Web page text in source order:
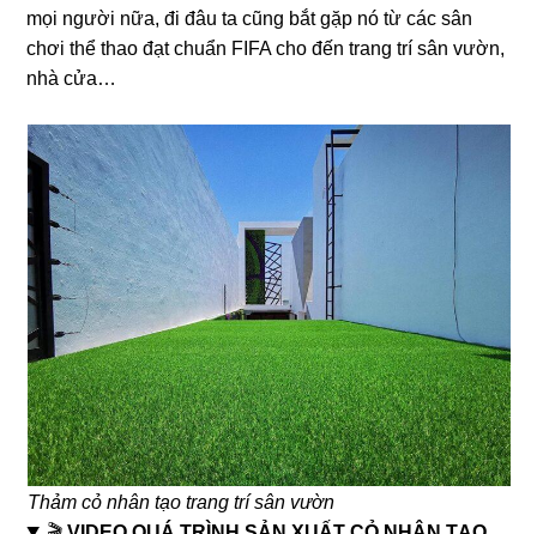
mọi người nữa, đi đâu ta cũng bắt gặp nó từ các sân
chơi thể thao đạt chuẩn FIFA cho đến trang trí sân vườn,
nhà cửa…
Thảm cỏ nhân tạo trang trí sân vườn